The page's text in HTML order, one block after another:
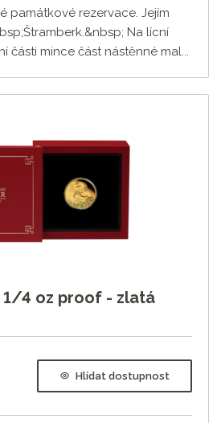
památkové rezervace. Jejím
Na lícní
části mince část nástěnné mal...
1/4 oz proof - zlatá
Hlídat dostupnost